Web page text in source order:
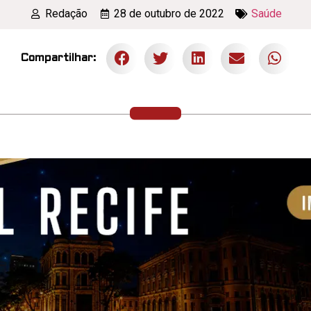
Redação 28 de outubro de 2022 Saúde
Compartilhar: